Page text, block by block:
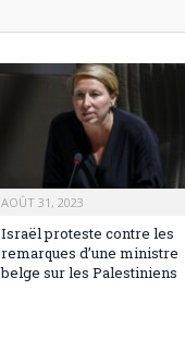
AOÛT 31, 2023
Israël proteste contre les
remarques d’une ministre
belge sur les Palestiniens